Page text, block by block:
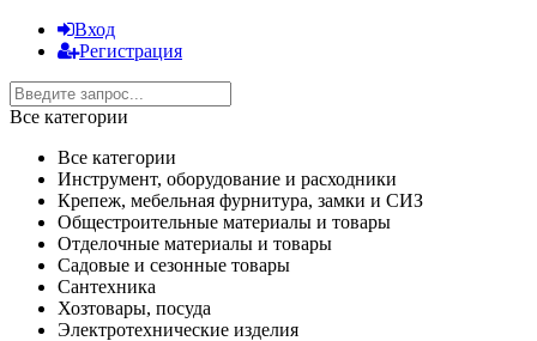
Вход
Регистрация
Все категории
Все категории
Инструмент, оборудование и расходники
Крепеж, мебельная фурнитура, замки и СИЗ
Общестроительные материалы и товары
Отделочные материалы и товары
Садовые и сезонные товары
Сантехника
Хозтовары, посуда
Электротехнические изделия